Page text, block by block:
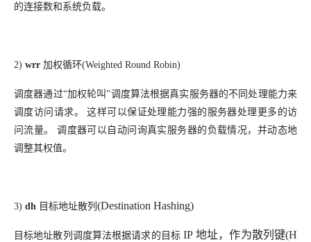
的连接数和系统负载。
2) wrr 加权循环(Weighted Round Robin)
调度器通过“加权轮叫”调度算法根据真实服务器的不同处理能力来
调度访问请求。 这样可以保证处理能力强的服务器处理更多的访
问流量。 调度器可以自动问询真实服务器的负载情况，并动态地
调整其权值。
3) dh 目标地址散列 (Destination Hashing)
目标地址散列调度算法根据请求的目标 IP地址，作为散列键(H